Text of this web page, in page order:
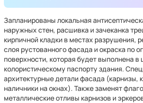
Запланированы локальная
наружных стен, расшивка и зачеканка
кирпичной кладки в местах разрушения,
слоя рустованного фасада и окраска по
поверхности, которая будет выполнена в
колористическому паспорту здания.
архитектурные детали фасада (карнизы,
наличники на окнах). Также заменят
металлические отливы карнизов и